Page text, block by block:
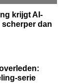
krijgt AI-
dan
serie